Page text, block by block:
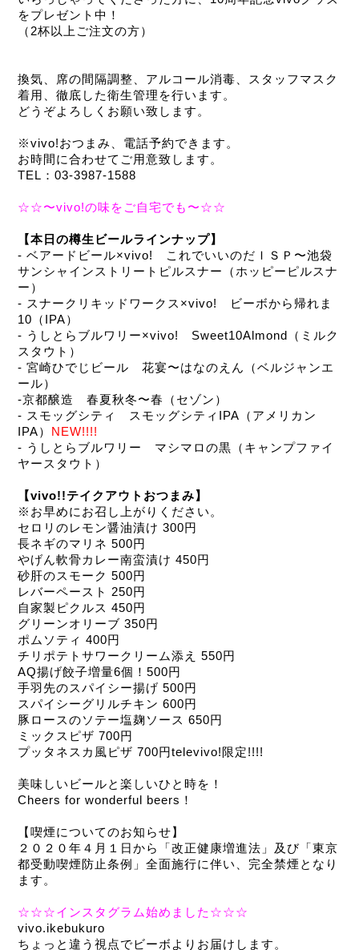
をプレゼント中！
（2杯以上ご注文の方）
換気、席の間隔調整、アルコール消毒、スタッフマスク
着用、徹底した衛生管理を行います。
どうぞよろしくお願い致します。
※vivo!おつまみ、電話予約できます。
お時間に合わせてご用意致します。
TEL：03-3987-1588
☆☆〜vivo!の味をご自宅でも〜☆☆
【本日の樽生ビールラインナップ】
- ベアードビール×vivo!　これでいいのだＩＳＰ〜池袋
サンシャインストリートピルスナー（ホッピーピルスナ
ー）
- スナークリキッドワークス×vivo!　ビーボから帰れま
10（IPA）
- うしとらブルワリー×vivo!　Sweet10Almond（ミルク
スタウト）
- 宮崎ひでじビール　花宴〜はなのえん（ベルジャンエ
ール）
-京都醸造　春夏秋冬〜春（セゾン）
- スモッグシティ　スモッグシティIPA（アメリカン
IPA）
NEW!!!!
- うしとらブルワリー　マシマロの黒（キャンプファイ
ヤースタウト）
【vivo!!テイクアウトおつまみ】
※お早めにお召し上がりください。
セロリのレモン醤油漬け 300円
長ネギのマリネ 500円
やげん軟骨カレー南蛮漬け 450円
砂肝のスモーク 500円
レバーペースト 250円
自家製ピクルス 450円
グリーンオリーブ 350円
ポムソティ 400円
チリポテトサワークリーム添え 550円
AQ揚げ餃子増量6個！500円
手羽先のスパイシー揚げ 500円
スパイシーグリルチキン 600円
豚ロースのソテー塩麹ソース 650円
ミックスピザ 700円
プッタネスカ風ピザ 700円televivo!限定!!!!
美味しいビールと楽しいひと時を！
Cheers for wonderful beers！
【喫煙についてのお知らせ】
２０２０年４月１日から「改正健康増進法」及び「東京
都受動喫煙防止条例」全面施行に伴い、完全禁煙となり
ます。
☆☆☆インスタグラム始めました☆☆☆
vivo.ikebukuro
ちょっと違う視点でビーボよりお届けします。